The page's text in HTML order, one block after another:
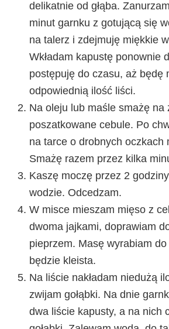
delikatnie od głąba.
minut garnku z gotującą się
na talerz i zdejmuję miękkie
Wkładam kapustę ponownie
postępuję do czasu, aż będę
odpowiednią ilość liści.
Na oleju lub maśle smażę na
poszatkowane cebule. Po
na tarce o drobnych oczkach
Smażę razem przez kilka
Kaszę moczę przez 2 godziny
wodzie. Odcedzam.
W misce mieszam mięso z
dwoma jajkami, doprawiam
pieprzem. Masę wyrabiam
będzie kleista.
Na liście nakładam niedużą
zwijam gołąbki. Na dnie
dwa liście kapusty, a na nich